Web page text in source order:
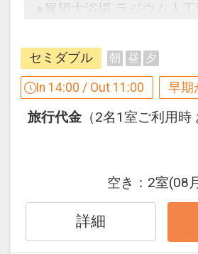
●全室ＷＯＷＷＯＷ視聴可
●全室Ｗｉ-Ｆｉ完備！
※旅行代金に含まれます。
●連泊時、お部屋の清掃
不要の方に、ドリンク付
つき１本）
※タオルセットとアメニ
●展望大浴場 ラジウム人
早めのお申し込みがお得！
お得です！
※本プランは３０日前ま
す。２９日前以降の人数
こどもの内訳変更はでき
ホテルポイント
●アーリーチェックイン１
セミダブル 朝 昼 夕
In 14:00 / Out 11:00 早期
旅行代金 （2名1室ご利用
空き： 2室(08
詳細